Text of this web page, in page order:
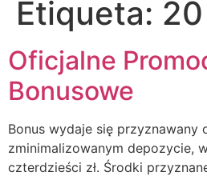
Etiqueta:
Oficjalne
Bonusowe
Bonus wydaje się przyznawany
zminimalizowanym depozycie,
czterdzieści zł. Środki